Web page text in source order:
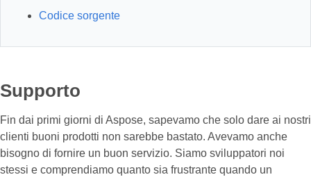
Codice sorgente
Supporto
Fin dai primi giorni di Aspose, sapevamo che solo dare ai nostri
clienti buoni prodotti non sarebbe bastato. Avevamo anche
bisogno di fornire un buon servizio. Siamo sviluppatori noi
stessi e comprendiamo quanto sia frustrante quando un